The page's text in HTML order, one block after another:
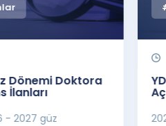
Dönemi Doktora
İlanları
- 2027 güz